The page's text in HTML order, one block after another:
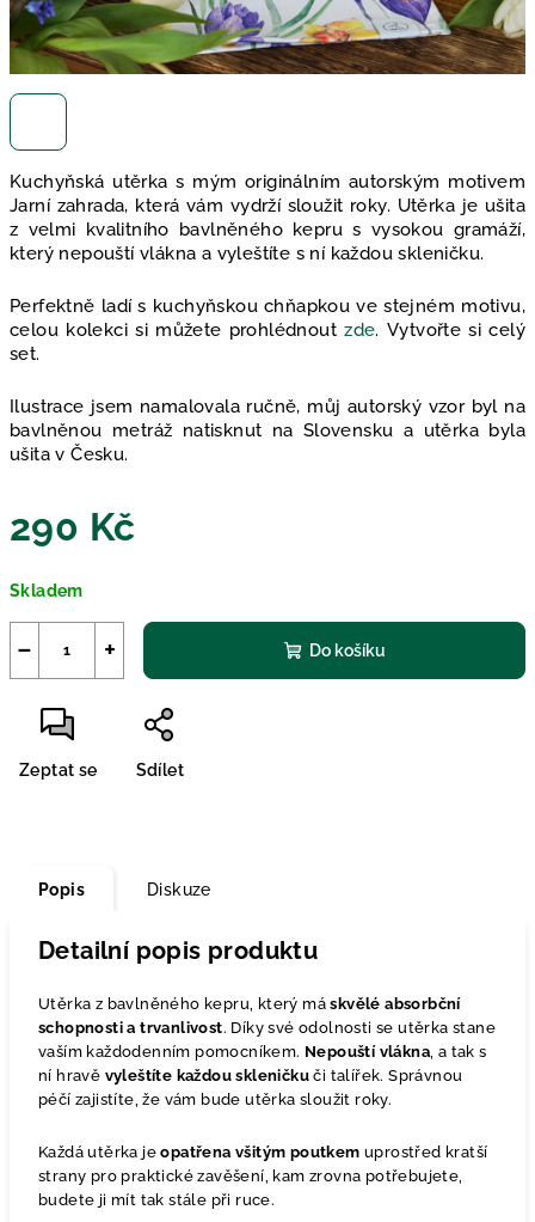
Kuchyňská utěrka s mým originálním autorským motivem
Jarní zahrada, která vám vydrží sloužit roky. Utěrka je ušita
z velmi kvalitního bavlněného kepru s vysokou gramáží,
který nepouští vlákna a vyleštíte s ní každou skleničku.
Perfektně ladí s kuchyňskou chňapkou ve stejném motivu,
celou kolekci si můžete prohlédnoutzde. Vytvořte si celý
set.
Ilustrace jsem namalovala ručně, můj autorský vzor byl na
bavlněnou metráž natisknut na Slovensku a utěrka byla
ušita v Česku.
290 Kč
cena:
Skladem
+
− Do košíku
Zeptat se Sdílet
Popis Diskuze
Detailní popis produktu
Utěrka z bavlněného kepru, který máskvělé absorbční
schopnosti a trvanlivost. Díky své odolnosti se utěrka stane
vaším každodenním pomocníkem. Nepouští vlákna , a tak s
ní hravě vyleštíte každou skleničkuči talířek. Správnou
péčí zajistíte, že vám bude utěrka sloužit roky.
Každá utěrka jeopatřena všitým poutkem uprostřed kratší
strany pro praktické zavěšení, kam zrovna potřebujete,
budete ji mít tak stále při ruce.